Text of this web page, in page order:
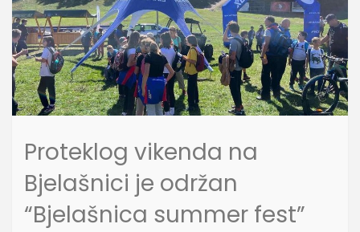
Proteklog vikenda na
Bjelašnici je održan
“Bjelašnica summer fest”